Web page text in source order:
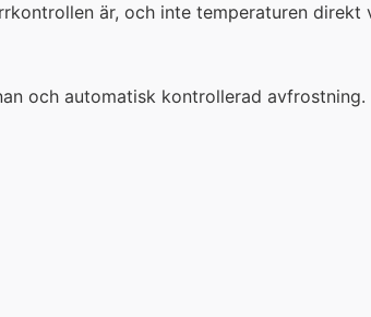
är, och inte temperaturen direkt
och automatisk kontrollerad avfrostning.